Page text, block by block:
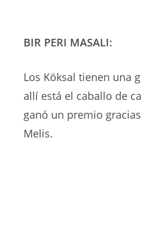
BIR PERI MASALI:
Los Köksal tienen una
allí está el caballo de
ganó un premio
Melis.